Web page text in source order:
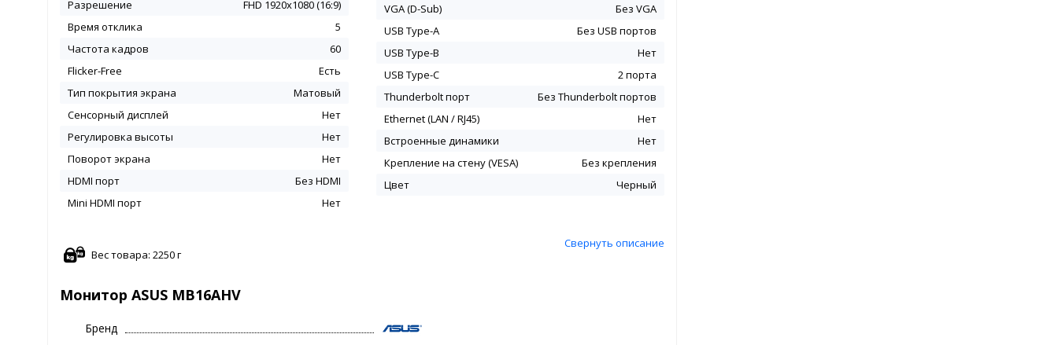
Разрешение
FHD 1920x1080 (16:9)
Время отклика
5
Частота кадров
60
Flicker-Free
Есть
Тип покрытия экрана
Матовый
Сенсорный дисплей
Нет
Регулировка высоты
Нет
Поворот экрана
Нет
HDMI порт
Без HDMI
Mini HDMI порт
Нет
VGA (D-Sub)
Без VGA
USB Type-A
Без USB портов
USB Type-B
Нет
USB Type-C
2 порта
Thunderbolt порт
Без Thunderbolt портов
Ethernet (LAN / RJ45)
Нет
Встроенные динамики
Нет
Крепление на стену (VESA)
Без крепления
Цвет
Черный
Свернуть описание
Вес товара: 2250 г
Монитор ASUS MB16AHV
Бренд